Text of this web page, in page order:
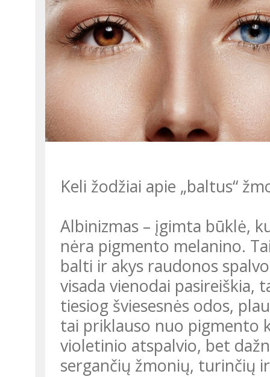
Keli žodžiai apie „baltus“
Albinizmas – įgimta būklė,
nėra pigmento melanino.
balti ir akys raudonos
visada vienodai pasireiškia,
tiesiog šviesesnės odos,
tai priklauso nuo pigmento
violetinio atspalvio, bet
sergančių žmonių, turinčių